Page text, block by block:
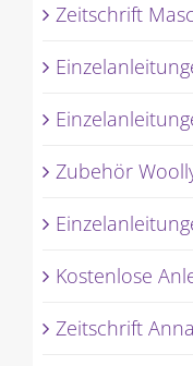
Zeitschrift
Zubehör
Kostenlose
Zeitschrift Anna